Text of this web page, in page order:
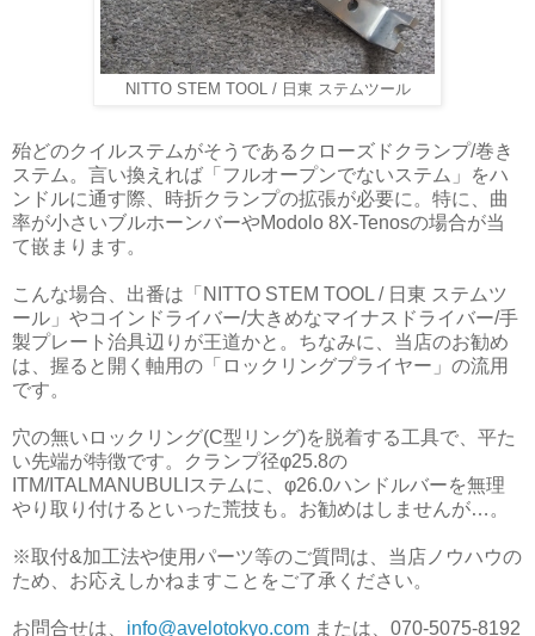
NITTO STEM TOOL / 日東 ステムツール
殆どのクイルステムがそうであるクローズドクランプ/巻き
ステム。言い換えれば「フルオープンでないステム」をハ
ンドルに通す際、時折クランプの拡張が必要に。特に、曲
率が小さいブルホーンバーやModolo 8X-Tenosの場合が当
て嵌まります。
こんな場合、出番は「NITTO STEM TOOL / 日東 ステムツ
ール」やコインドライバー/大きめなマイナスドライバー/手
製プレート治具辺りが王道かと。ちなみに、当店のお勧め
は、握ると開く軸用の「ロックリングプライヤー」の流用
です。
穴の無いロックリング(C型リング)を脱着する工具で、平た
い先端が特徴です。クランプ径φ25.8の
ITM/ITALMANUBULIステムに、φ26.0ハンドルバーを無理
やり取り付けるといった荒技も。お勧めはしませんが…。
※取付&加工法や使用パーツ等のご質問は、当店ノウハウの
ため、お応えしかねますことをご了承ください。
お問合せは、 info@avelotokyo.com または、070-5075-8192